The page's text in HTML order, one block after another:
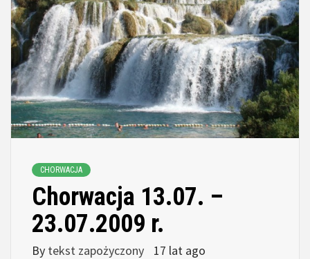
CHORWACJA
Chorwacja 13.07. –
23.07.2009 r.
By tekst zapożyczony 17 lat ago